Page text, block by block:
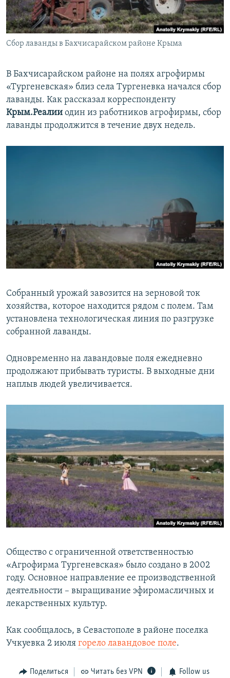
ПОБЕДИТЕЛЕЙ НЕ СУДЯТ?
КРЫМ.НЕПОКОРЕННЫЙ
ELIFBE
ПРИСОЕДИНЯЙТЕСЬ!
Все сайты RFE/RL
Сбор лаванды в Бахчисарайском районе Крыма
В Бахчисарайском районе на полях агрофирмы
«Тургеневская» близ села Тургеневка начался сбор
лаванды. Как рассказал корреспонденту
Крым.Реалии один из работников агрофирмы, сбор
лаванды продолжится в течение двух недель.
Собранный урожай завозится на зерновой ток
хозяйства, которое находится рядом с полем. Там
установлена технологическая линия по разгрузке
собранной лаванды.
Одновременно на лавандовые поля ежедневно
продолжают прибывать туристы. В выходные дни
наплыв людей увеличивается.
Общество с ограниченной ответственностью
«Агрофирма Тургеневская» было создано в 2002
году. Основное направление ее производственной
деятельности – выращивание эфиромасличных и
лекарственных культур.
Как сообщалось, в Севастополе в районе поселка
Учкуевка 2 июля горело лавандовое поле.
Поделиться Читать без VPN Follow us